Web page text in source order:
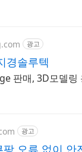
광고
경솔루텍
판매, 3D모델링
광고